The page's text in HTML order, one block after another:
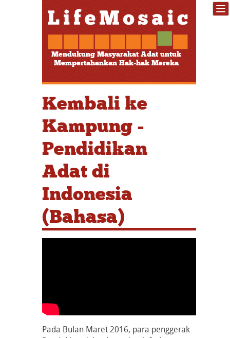
Mendukung Masyarakat Adat untuk
Mempertahankan Hak-hak Mereka
Kembali ke
Kampung -
Pendidikan
Adat di
Indonesia
(Bahasa)
Pada Bulan Maret 2016, para penggerak